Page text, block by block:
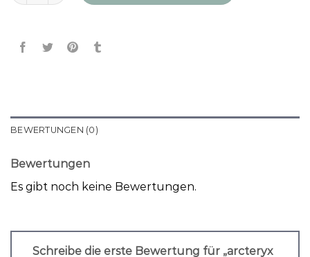
BEWERTUNGEN (0)
Bewertungen
Es gibt noch keine Bewertungen.
Schreibe die erste Bewertung für „arcteryx